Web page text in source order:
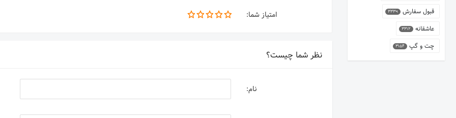
امتیاز شما:
نظر شما چیست؟
نام:
قبول سفارش 3339
عاشقانه 3312
چت و گپ 3154